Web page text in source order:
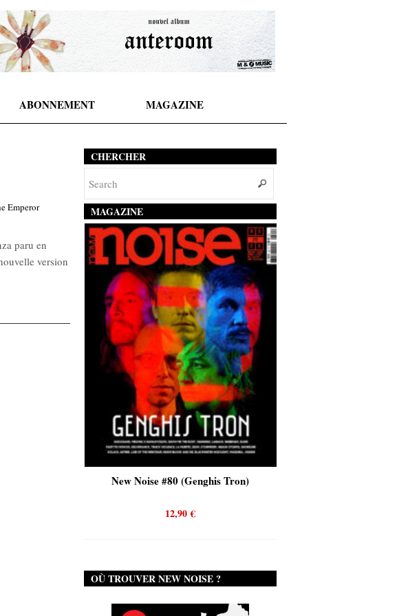
ABONNEMENT MAGAZINE
Emperor
paru en
version
CHERCHER
MAGAZINE
New Noise #80 (Genghis Tron)
12,90€
OÙ TROUVER NEW NOISE ?